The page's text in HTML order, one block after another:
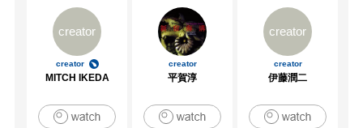
creator
creator
MITCH IKEDA
creator
平賀淳
creator
creator
伊藤潤二